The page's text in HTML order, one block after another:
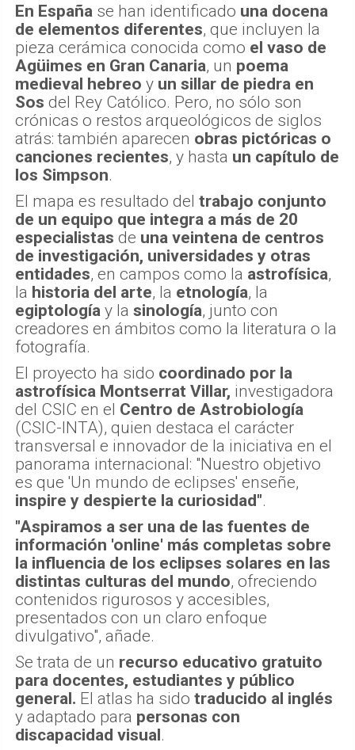
En España se han identificado una docena
de elementos diferentes, que incluyen la
pieza cerámica conocida como el vaso de
Agüimes en Gran Canaria, un poema
medieval hebreo y un sillar de piedra en
Sos del Rey Católico. Pero, no sólo son
crónicas o restos arqueológicos de siglos
atrás: también aparecen obras pictóricas o
canciones recientes, y hasta un capítulo de
los Simpson.
El mapa es resultado del trabajo conjunto
de un equipo que integra a más de 20
especialistas de una veintena de centros
de investigación, universidades y otras
entidades, en campos como la astrofísica,
la historia del arte, la etnología, la
egiptología y la sinología, junto con
creadores en ámbitos como la literatura o la
fotografía.
El proyecto ha sido coordinado por la
astrofísica Montserrat Villar, investigadora
del CSIC en el Centro de Astrobiología
(CSIC-INTA), quien destaca el carácter
transversal e innovador de la iniciativa en el
panorama internacional: "Nuestro objetivo
es que 'Un mundo de eclipses' enseñe,
inspire y despierte la curiosidad".
"Aspiramos a ser una de las fuentes de
información 'online' más completas sobre
la influencia de los eclipses solares en las
distintas culturas del mundo, ofreciendo
contenidos rigurosos y accesibles,
presentados con un claro enfoque
divulgativo", añade.
Se trata de un recurso educativo gratuito
para docentes, estudiantes y público
general. El atlas ha sido traducido al inglés
y adaptado para personas con
discapacidad visual.